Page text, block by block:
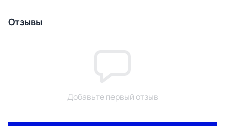
Отзывы
Добавьте первый отзыв